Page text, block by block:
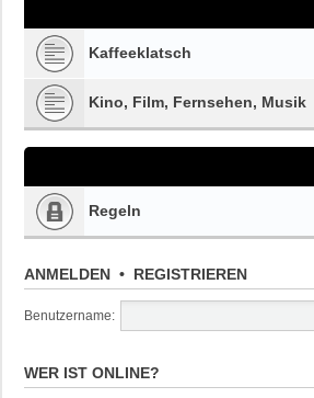
Kaffeeklatsch
Kino, Film, Fernsehen, Musik
Regeln
ANMELDEN • REGISTRIEREN
Benutzername:
WER IST ONLINE?